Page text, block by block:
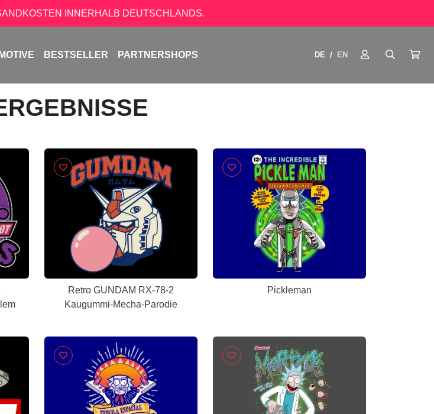
INNERHALB DEUTSCHLANDS.
BESTSELLER PARTNERSHOPS DE / EN
Retro GUNDAM RX-78-2
Kaugummi-Mecha-Parodie
Pickleman